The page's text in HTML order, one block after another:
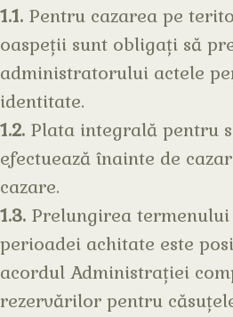
1.1. Pentru cazarea pe
oaspeții sunt obligați să
administratorului actele
identitate.
1.2. Plata integrală pentru
efectuează înainte de
cazare.
1.3. Prelungirea
perioadei achitate este
acordul Administrației
rezervărilor pentru